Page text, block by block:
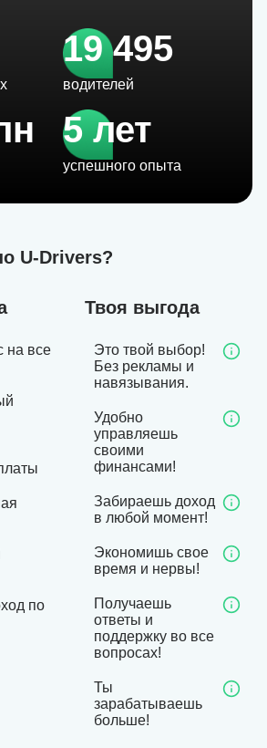
19 495
водителей
5 лет
успешного опыта
U-Drivers?
на все
по
Твоя выгода
Это твой выбор!
Без рекламы и
навязывания.
Удобно
управляешь
своими
финансами!
Забираешь доход
в любой момент!
Экономишь свое
время и нервы!
Получаешь
ответы и
поддержку во все
вопросах!
Ты
зарабатываешь
больше!